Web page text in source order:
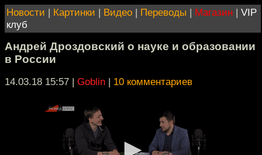
Новости | Картинки | Видео | Переводы | Магазин | VIP
клуб
Андрей Дроздовский о науке и образовании
в России
14.03.18 15:57 | Goblin | 10 комментариев